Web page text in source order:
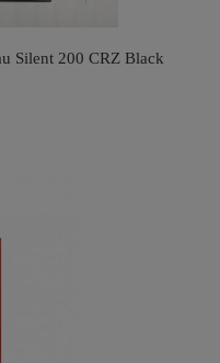
Silent 200 CRZ Black